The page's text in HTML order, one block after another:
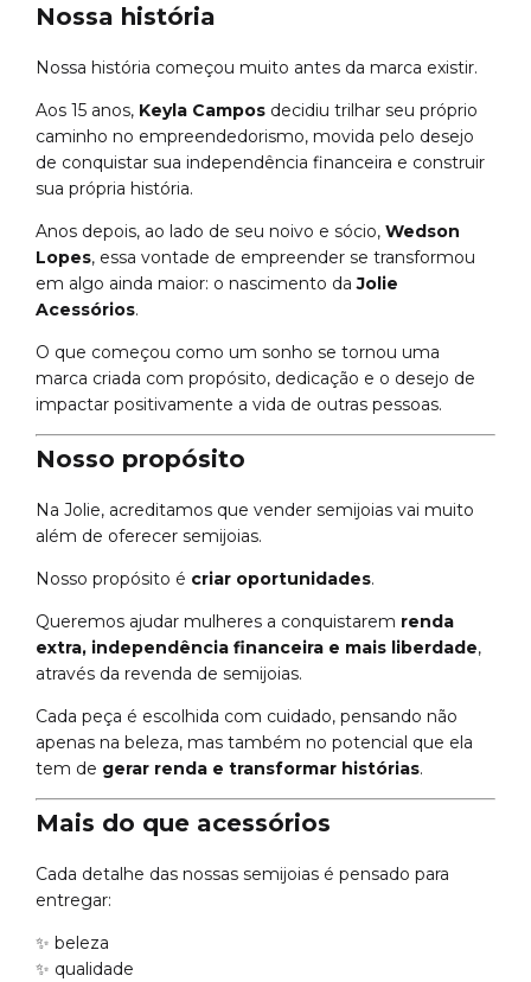
Nossa história
Nossa história começou muito antes da marca existir.
Aos 15 anos, Keyla Campos decidiu trilhar seu próprio
caminho no empreendedorismo, movida pelo desejo
de conquistar sua independência financeira e construir
sua própria história.
Anos depois, ao lado de seu noivo e sócio, Wedson
Lopes, essa vontade de empreender se transformou
em algo ainda maior: o nascimento daJolie
Acessórios.
O que começou como um sonho se tornou uma
marca criada com propósito, dedicação e o desejo de
impactar positivamente a vida de outras pessoas.
Nosso propósito
Na Jolie, acreditamos que vender semijoias vai muito
além de oferecer semijoias.
Nosso propósito é criar oportunidades.
Queremos ajudar mulheres a conquistarem renda
extra, independência financeira e mais liberdade,
através da revenda de semijoias.
Cada peça é escolhida com cuidado, pensando não
apenas na beleza, mas também no potencial que ela
tem de gerar renda e transformar histórias.
Mais do que acessórios
Cada detalhe das nossas semijoias é pensado para
entregar:
✨ beleza
✨ qualidade